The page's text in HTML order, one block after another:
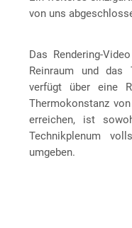
von uns
Das Rendering-
Reinraum und das
verfügt über eine
Thermokonstanz
erreichen, ist
Technikplenum
umgeben.